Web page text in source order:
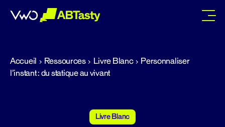
Accueil Ressources Livre Blanc
Personnaliser
l’instant : du statique au vivant
Livre Blanc